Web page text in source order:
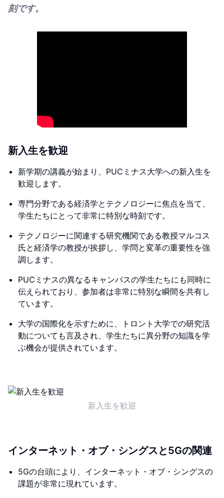
刻です。
新入生を歓迎
新学期の講義が始まり、PUCミナス大学への新入生を
歓迎します。
専門分野である経済学とテクノロジーに焦点を当て、
学生たちにとって非常に特別な時刻です。
テクノロジーに関連する研究機関である教授マルコス
氏と経済学の教授が挨拶し、学問と変革の重要性を強
調します。
PUCミナスの異なるキャンパスの学生たちにも同時に
伝えられており、参加者は非常に特別な瞬間を共有し
ています。
大学の国際化を示すために、トロント大学での研究活
動についても言及され、学生たちに異分野の知識を学
ぶ機会が提供されています。
新入生を歓迎
インターネット・オブ・シングスと5Gの関連
5Gの台頭により、インターネット・オブ・シングスの
課題が非常に現れています。